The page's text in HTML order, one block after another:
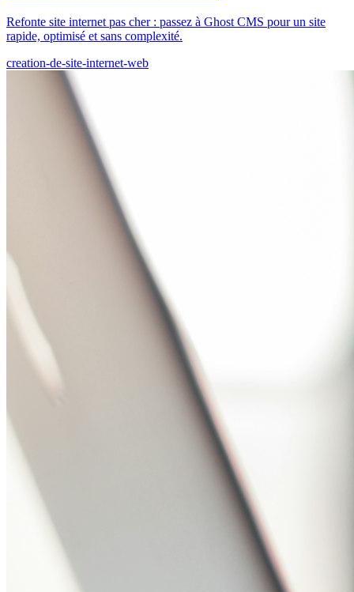
Refonte site internet pas cher : passez à Ghost CMS pour un site
rapide, optimisé et sans complexité.
creation-de-site-internet-web